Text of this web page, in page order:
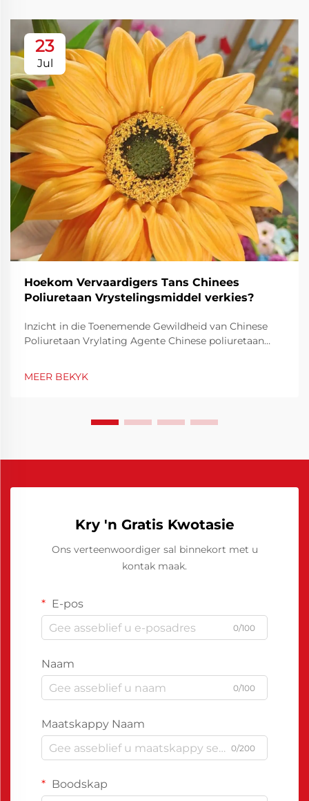
23
Jul
Hoekom Vervaardigers Tans Chinees
Poliuretaan Vrystelingsmiddel verkies?
Inzicht in die Toenemende Gewildheid van Chinese
Poliuretaan Vrylating Agente Chinese poliuretaan
kombinasie van hoë werkverrigting en koste-
MEER BEKYK
Kry 'n Gratis Kwotasie
Ons verteenwoordiger sal binnekort met u
kontak maak.
E-pos
0/100
Naam
0/100
Maatskappy Naam
0/200
Boodskap